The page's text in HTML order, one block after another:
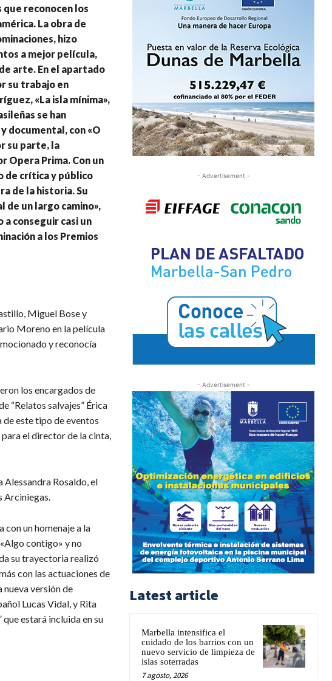
que reconocen los
La obra de
hizo
a mejor película,
arte. En el apartado
su trabajo en
«La isla mínima»,
se han
documental, con «O
su parte, la
Opera Prima. Con un
de crítica y público
de la historia. Su
de un largo camino»,
a conseguir casi un
a los Premios
Miguel Bose y
Moreno en la película
y reconocía
los encargados de
“Relatos salvajes” Érica
de este tipo de eventos
el director de la cinta,
Rosaldo, el
Arciniegas.
un homenaje a la
contigo» y no
su trayectoria realizó
con las actuaciones de
nueva versión de
Lucas Vidal, y Rita
estará incluida en su
- Advertisement -
- Advertisement -
Latest article
Marbella intensifica el
cuidado de los barrios con un
nuevo servicio de limpieza de
islas soterradas
7 agosto, 2026